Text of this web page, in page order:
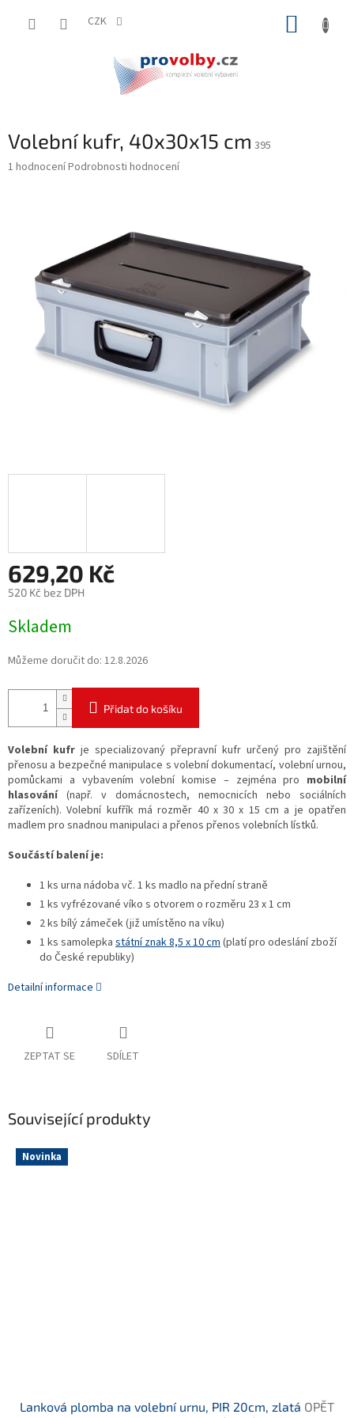
CZK
Volební kufr, 40x30x15 cm 395
Průměrné
hvězdiček.
1 hodnoceníPodrobnosti hodnocení
629,20 Kč
520 Kč bez DPH
cena:
Skladem
Můžeme doručit do: 12.8.2026
Přidat do košíku
Volební kufr je specializovaný přepravní kufr určený pro zajištění
přenosu a bezpečné manipulace s volební dokumentací, volební urnou,
pomůckami a vybavením volební komise – zejména pro mobilní
hlasování(např. v domácnostech, nemocnicích nebo sociálních
zařízeních). Volební kufřík má rozměr 40 x 30 x 15 cm a je opatřen
madlem pro snadnou manipulaci a přenos přenos volebních lístků.
Součástí balení je:
1 ks urna nádoba vč. 1 ks madlo na přední straně
1 ks vyfrézované víko s otvorem o rozměru 23 x 1 cm
2 ks bílý zámeček (již umístěno na víku)
1 ks samolepka státní znak 8,5 x 10 cm(platí pro odeslání zboží
do České republiky)
Detailní informace
ZEPTAT SE SDÍLET
Související produkty
Novinka
Lanková plomba na volební urnu, PIR 20cm, zlatá OPĚT